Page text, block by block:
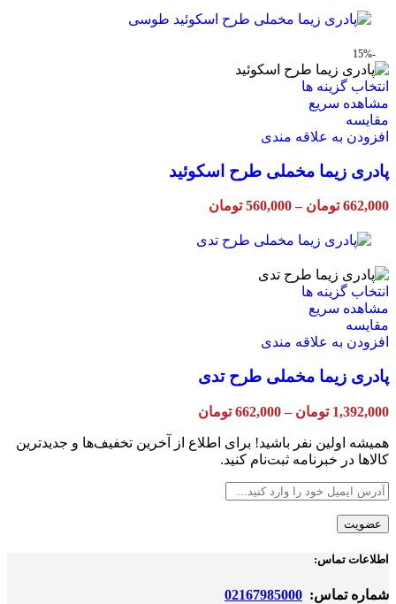
ممکن
صفحه
محصول
-15%
انتخاب گزینه ها
انواع
می
گزینه
ممکن
در
صفحه
شوند
مشاهده سریع
مقایسه
افزودن به علاقه مندی
پادری زیما مخملی طرح اسکوئید
662,000 تومان –
560,000 تومان
انتخاب گزینه ها
انواع
می
گزینه
ممکن
است
صفحه
مشاهده سریع
مقایسه
افزودن به علاقه مندی
پادری زیما مخملی طرح تدی
1,392,000 تومان –
662,000 تومان
662,000 تومان
همیشه اولین نفر باشید! برای اطلاع از آخرین تخفیف‌ها و جدیدترین
کالاها در خبرنامه ثبت‌نام کنید.
اطلاعات تماس:
شماره تماس: 02167985000